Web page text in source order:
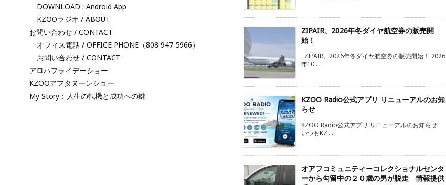
DOWNLOAD : Android App
KZOOラジオ / ABOUT
お問い合わせ / CONTACT
オフィス電話 / OFFICE PHONE（808-947-5966）
お問い合わせ / CONTACT
アロハフライデーショー
KZOOアフタヌーンショー
My Story：人生の転機と成功への鍵
ZIPAIR、2026年冬ダイヤ航空券の販売開
始！
ZIPAIR、2026年冬ダイヤ航空券の販売開始！ 2026
年10 ...
KZOO Radio公式アプリ リニューアルのお知
らせ
KZOO Radio公式アプリ リニューアルのお知らせ
いつもKZ ...
オアフコミュニティーコレクショナルセンタ
ーから勾留中の２０歳の男が脱走 情報提供